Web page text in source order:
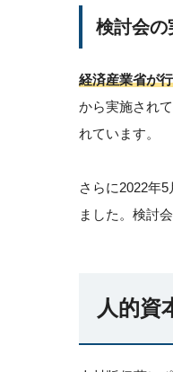
検討会の
経済産業省が
から実施され
れています。
さらに2022年
ました。検討
人的資